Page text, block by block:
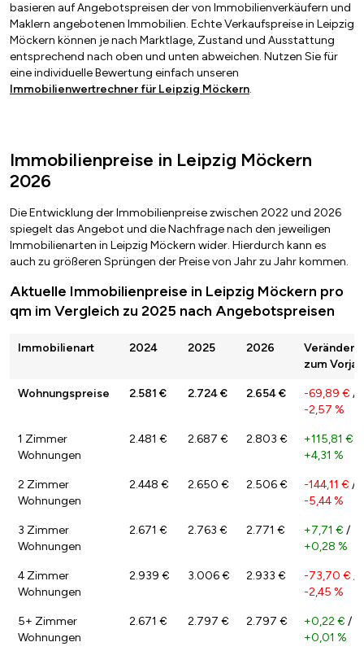
basieren auf Angebotspreisen der von Immobilienverkäufern und
Maklern angebotenen Immobilien. Echte Verkaufspreise in Leipzig
Möckern können je nach Marktlage, Zustand und Ausstattung
entsprechend nach oben und unten abweichen. Nutzen Sie für
eine individuelle Bewertung einfach unseren
Immobilienwertrechner für Leipzig Möckern.
Immobilienpreise in Leipzig Möckern
2026
Die Entwicklung der Immobilienpreise zwischen 2022 und 2026
spiegelt das Angebot und die Nachfrage nach den jeweiligen
Immobilienarten in Leipzig Möckern wider. Hierdurch kann es
auch zu größeren Sprüngen der Preise von Jahr zu Jahr kommen.
Aktuelle Immobilienpreise in Leipzig Möckern pro
qm im Vergleich zu 2025 nach Angebotspreisen
Immobilienart 2024 2025 2026
zum
Wohnungspreise 2.581 € 2.724 € 2.654 € -69,89 € /
-2,57 %
1 Zimmer
Wohnungen
2.481 € 2.687 € 2.803 € +115,81 €
+4,31 %
2 Zimmer
Wohnungen
2.448 € 2.650 € 2.506 € -144,11 € /
-5,44 %
3 Zimmer
Wohnungen
2.671 € 2.763 € 2.771 € +7,71 € /
+0,28 %
4 Zimmer
Wohnungen
2.939 € 3.006 € 2.933 € -73,70 € /
-2,45 %
5+ Zimmer
Wohnungen
2.671 € 2.797 € 2.797 € +0,22 € /
+0,01 %